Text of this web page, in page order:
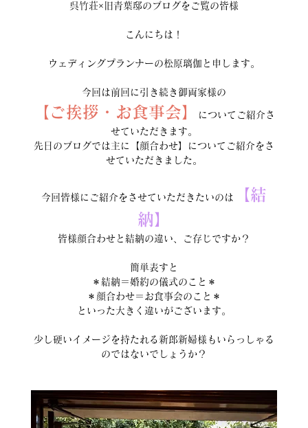
呉竹荘×旧青葉邸のブログをご覧の皆様
こんにちは！
ウェディングプランナーの松原璃伽と申します。
今回は前回に引き続き御両家様の
【ご挨拶・お食事会】
についてご紹介さ
せていただきます。
先日のブログでは主に【顔合わせ】についてご紹介をさ
せていただきました。
今回皆様にご紹介をさせていただきたいのは
【結
納】
皆様顔合わせと結納の違い、ご存じですか？
簡単表すと
＊結納＝婚約の儀式のこと＊
＊顔合わせ＝お食事会のこと＊
といった大きく違いがございます。
少し硬いイメージを持たれる新郎新婦様もいらっしゃる
のではないでしょうか？